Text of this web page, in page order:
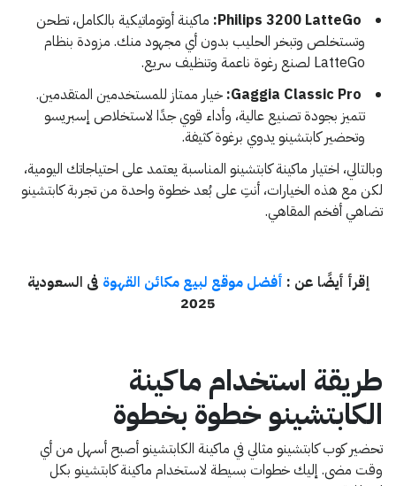
ماكينة أوتوماتيكية بالكامل، تطحن
وتستخلص وتبخر الحليب بدون أي مجهود منك. مزودة بنظام
LatteGo لصنع رغوة ناعمة وتنظيف سريع.
Gaggia Classic Pro: خيار ممتاز للمستخدمين المتقدمين.
تتميز بجودة تصنيع عالية، وأداء قوي جدًا لاستخلاص إسبريسو
وتحضير كابتشينو يدوي برغوة كثيفة.
وبالتالي، اختيار ماكينة كابتشينو المناسبة يعتمد على احتياجاتك اليومية،
لكن مع هذه الخيارات، أنتِ على بُعد خطوة واحدة من تجربة كابتشينو
تضاهي أفخم المقاهي.
إقرأ أيضًا عن : أفضل موقع لبيع مكائن القهوة فى السعودية
2025
طريقة استخدام ماكينة
الكابتشينو خطوة بخطوة
تحضير كوب كابتشينو مثالي في ماكينة الكابتشينو أصبح أسهل من أي
وقت مضى. إليك خطوات بسيطة لاستخدام ماكينة كابتشينو بكل